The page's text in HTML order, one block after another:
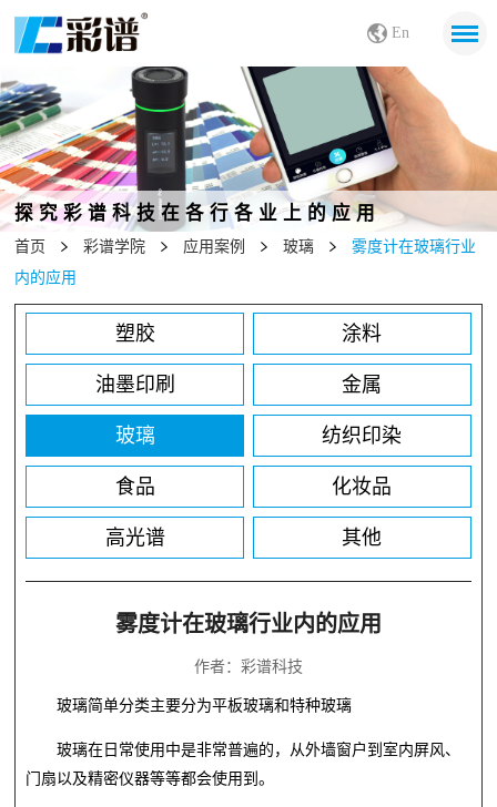
En
探究彩谱科技在各行各业上的应用
首页 彩谱学院 应用案例 玻璃
雾度计在玻璃行业
内的应用
塑胶 涂料
油墨印刷 金属
玻璃 纺织印染
食品 化妆品
高光谱 其他
雾度计在玻璃行业内的应用
作者：彩谱科技
玻璃简单分类主要分为平板玻璃和特种玻璃
玻璃在日常使用中是非常普遍的，从外墙窗户到室内屏风、
门扇以及精密仪器等等都会使用到。